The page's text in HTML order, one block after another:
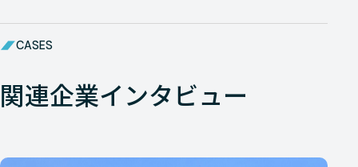
CASES
関連企業インタビュー